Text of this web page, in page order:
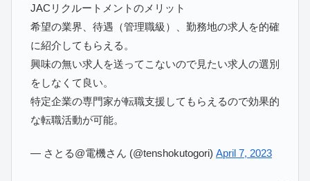
JACリクルートメントのメリット
希望の業界、待遇（管理職級）、勤務地の求人を的確
に紹介してもらえる。
興味の無い求人を送ってこないので見たい求人の選別
をしなくて良い。
特定企業の専門家が転職支援してもらえるので効果的
な転職活動が可能。
— さとる@電機さん (@tenshokutogori) April 7, 2023